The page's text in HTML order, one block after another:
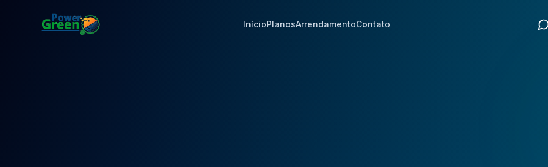
InícioPlanosArrendamentoContato